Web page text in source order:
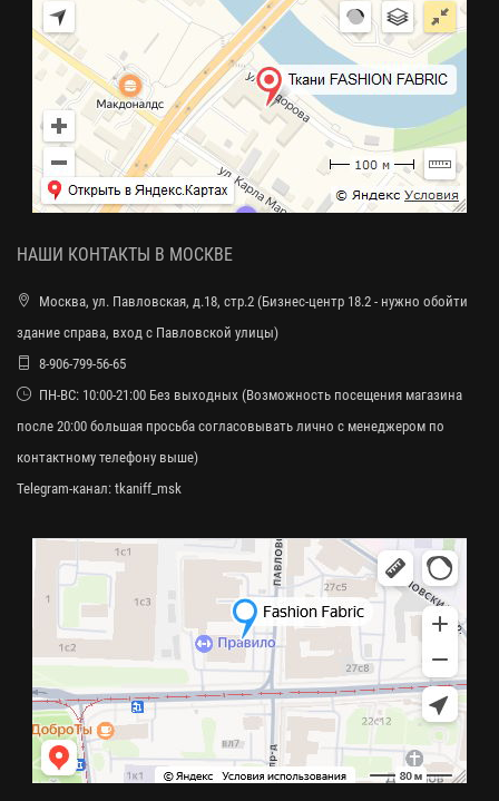
НАШИ КОНТАКТЫ В МОСКВЕ
Москва, ул. Павловская, д.18, стр.2 (Бизнес-центр 18.2 - нужно обойти
здание справа, вход с Павловской улицы)
8-906-799-56-65
ПН-ВС: 10:00-21:00 Без выходных (Возможность посещения магазина
после 20:00 большая просьба согласовывать лично с менеджером по
контактному телефону выше)
Telegram-канал: tkaniff_msk